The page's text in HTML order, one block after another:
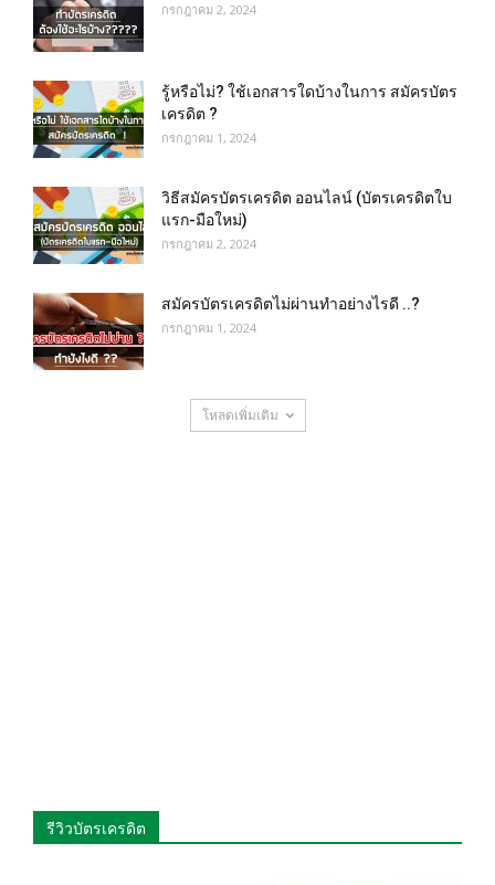
กรกฎาคม 2, 2024
รู้หรือไม่? ใช้เอกสารใดบ้างในการ สมัครบัตร
เครดิต ?
กรกฎาคม 1, 2024
วิธีสมัครบัตรเครดิต ออนไลน์ (บัตรเครดิตใบ
แรก-มือใหม่)
กรกฎาคม 2, 2024
สมัครบัตรเครดิตไม่ผ่านทำอย่างไรดี ..?
กรกฎาคม 1, 2024
โหลดเพิ่มเติม
รีวิวบัตรเครดิต